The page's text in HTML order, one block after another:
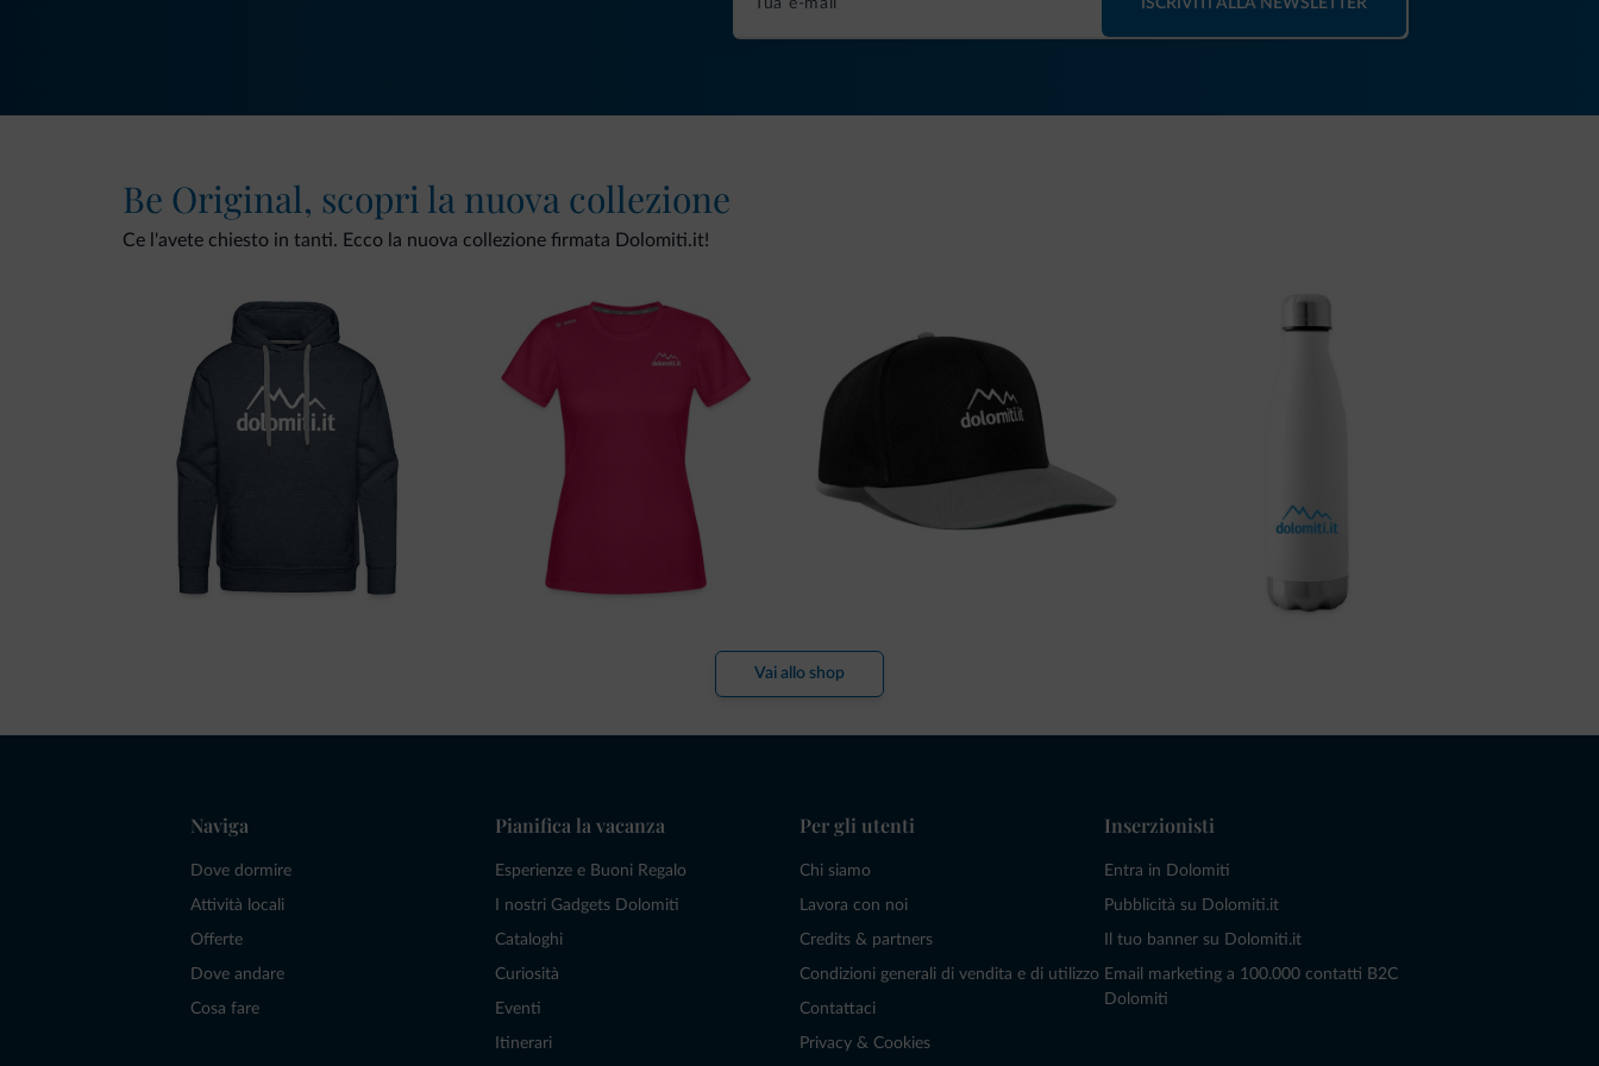
ISCRIVITI ALLA NEWSLETTER
Be Original, scopri la nuova collezione
Ce l'avete chiesto in tanti. Ecco la nuova collezione firmata Dolomiti.it!
Vai allo shop
Naviga
Dove dormire
Attività locali
Offerte
Dove andare
Cosa fare
Pianifica la vacanza
Esperienze e Buoni Regalo
I nostri Gadgets Dolomiti
Cataloghi
Curiosità
Eventi
Itinerari
Per gli utenti
Chi siamo
Lavora con noi
Credits & partners
Condizioni generali di vendita e di utilizzo
Contattaci
Privacy & Cookies
Inserzionisti
Entra in Dolomiti
Pubblicità su Dolomiti.it
Il tuo banner su Dolomiti.it
Email marketing a 100.000 contatti B2C
Dolomiti